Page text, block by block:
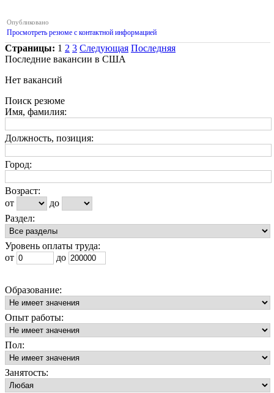
Опубликовано
Просмотреть резюме с контактной информацией
Страницы: 1 2 3 Следующая Последняя
Последние вакансии в США
Нет вакансий
Поиск резюме
Имя, фамилия:
Должность, позиция:
Город:
Возраст:
от
до
Раздел:
Уровень оплаты труда:
от
до
Образование:
Опыт работы:
Пол:
Занятость: